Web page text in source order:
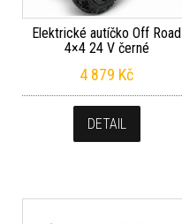
Elektrické autíčko Off Road
4×4 24 V černé
4 879 Kč
DETAIL